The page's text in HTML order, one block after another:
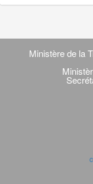
Navigation
transverse
Ministère de la